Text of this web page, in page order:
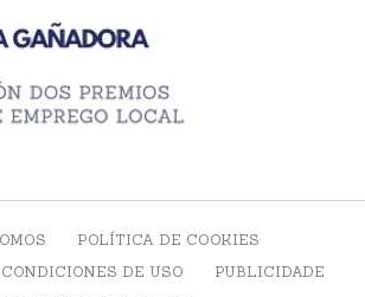
POLÍTICA DE COOKIES
DE USO
PUBLICIDADE